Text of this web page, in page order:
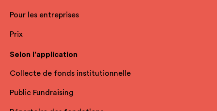
Pour les entreprises
Prix
Selon l'application
Collecte de fonds institutionnelle
Public Fundraising